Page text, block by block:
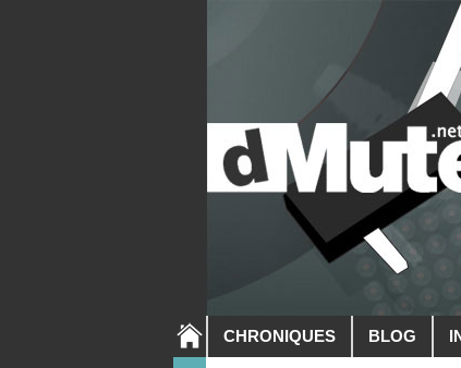
CHRONIQUES BLOG